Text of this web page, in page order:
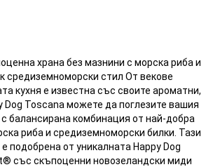
храна без мазнини с морска риба и
средиземноморски стил От векове
кухня е известна със своите ароматни,
Dog Toscana можете да поглезите вашия
балансирана комбинация от най-добра
риба и средиземноморски билки. Тази
подобрена от уникалната Happy Dog
със скъпоценни новозеландски миди